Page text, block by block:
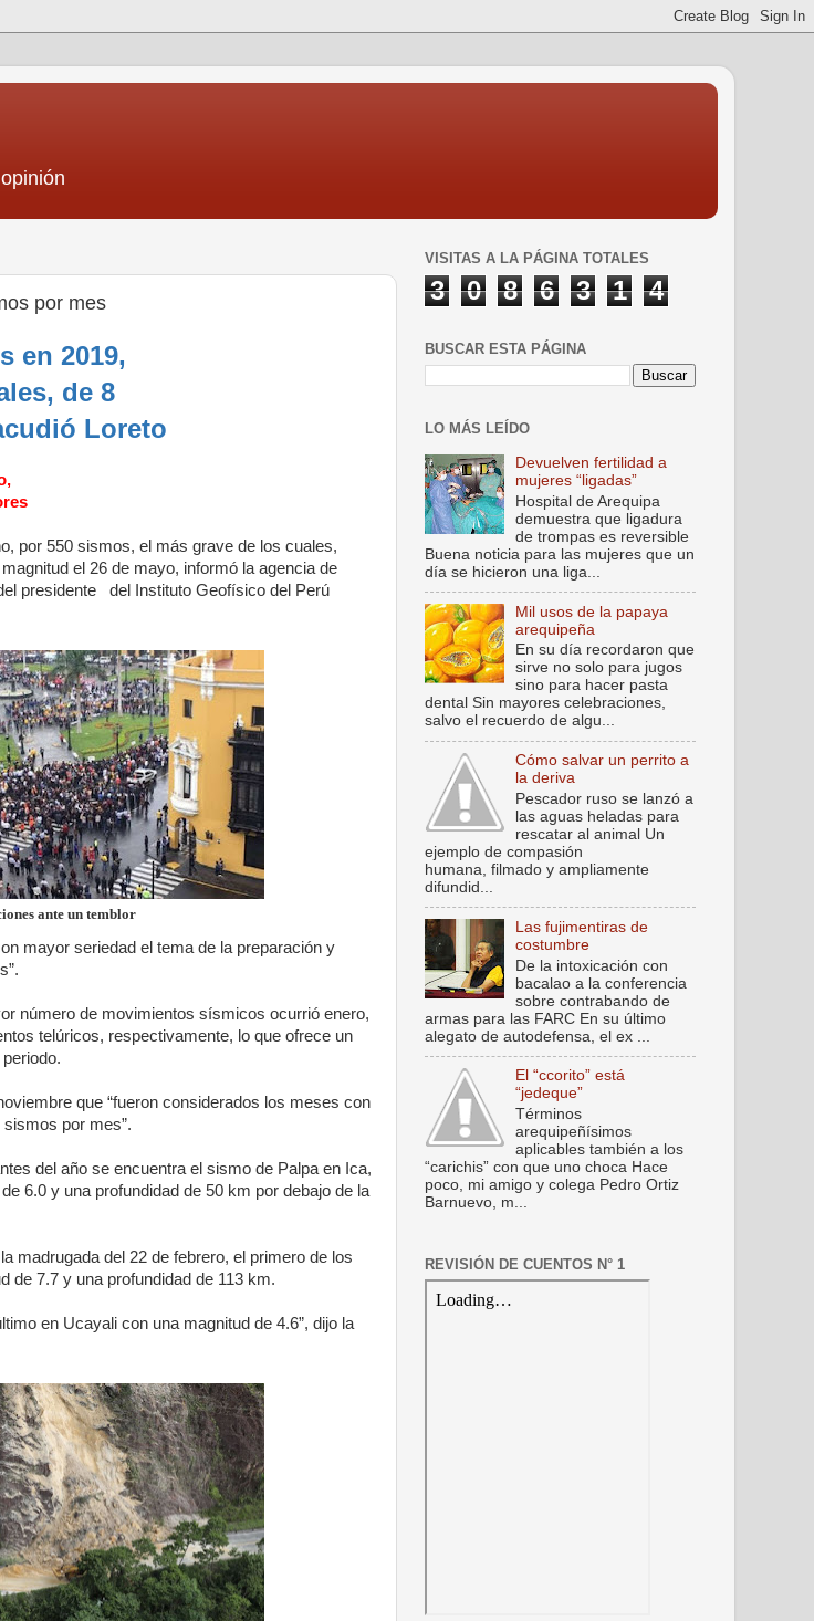
por mes
en 2019,
de 8
Loreto
por 550 sismos, el más grave de los cuales,
el 26 de mayo, informó la agencia de
presidente
del Instituto Geofísico del Perú
ante un temblor
mayor seriedad el tema de la preparación y
número de movimientos sísmicos ocurrió enero,
telúricos, respectivamente, lo que ofrece un
que “fueron considerados los meses con
por mes”.
del año se encuentra el sismo de Palpa en Ica,
6.0 y una profundidad de 50 km por debajo de la
madrugada del 22 de febrero, el primero de los
de 7.7 y una profundidad de 113 km.
en Ucayali con una magnitud de 4.6”, dijo la
VISITAS A LA PÁGINA TOTALES
3 0 8 6 3 1 4
BUSCAR ESTA PÁGINA
LO MÁS LEÍDO
Devuelven fertilidad a
mujeres “ligadas”
Hospital de Arequipa
demuestra que ligadura
de trompas es reversible
Buena noticia para las mujeres que un
día se hicieron una liga...
Mil usos de la papaya
arequipeña
En su día recordaron que
sirve no solo para jugos
sino para hacer pasta
dental Sin mayores celebraciones,
salvo el recuerdo de algu...
Cómo salvar un perrito a
la deriva
Pescador ruso se lanzó a
las aguas heladas para
rescatar al animal Un
ejemplo de compasión
humana, filmado y ampliamente
difundid...
Las fujimentiras de
costumbre
De la intoxicación con
bacalao a la conferencia
sobre contrabando de
armas para las FARC En su último
alegato de autodefensa, el ex ...
El “ccorito” está
“jedeque”
Términos
arequipeñísimos
aplicables también a los
“carichis” con que uno choca Hace
poco, mi amigo y colega Pedro Ortiz
Barnuevo, m...
REVISIÓN DE CUENTOS N° 1